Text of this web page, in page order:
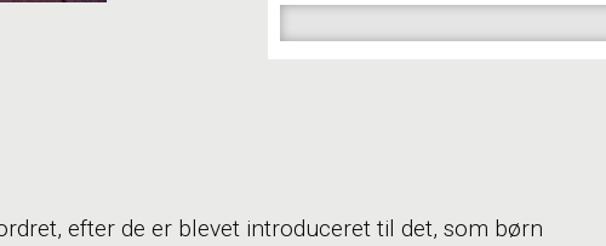
efter de er blevet introduceret til det, som børn